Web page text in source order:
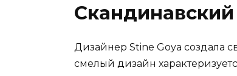
Дизайнер Stine Goya создала
смелый дизайн